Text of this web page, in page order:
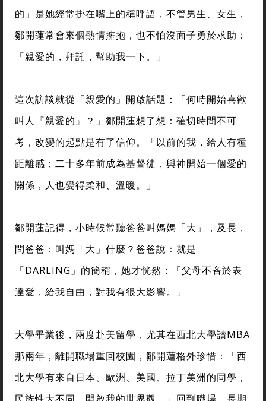
的」是她經常掛在嘴上的稱呼語，不管男生、女生，
鄒開蓮常會來個熱情擁抱，也不怕沒面子勇於求助：
「親愛的，拜託，幫助我一下。」
這次訪談就從「親愛的」開啟話題：「何時開始喜歡
叫人『親愛的』？」鄒開蓮想了想：確切時間不可
考，改變的起點是有了信仰。「以前的我，給人有種
距離感；二十多年前成為基督徒，與神開始一個愛的
關係，人也變得柔和、溫暖。」
鄒開蓮記得，小時候常聽爸爸叫媽媽「大」，及長，
問爸爸：叫媽「大」什麼？爸爸說：就是
「DARLING」的簡稱，她才恍然：「父母不吝於表
達愛，給我自由，對我有很大影響。」
大學畢業後，兩度赴美留學，尤其在西北大學讀MBA
那兩年，離開職場重回校園，鄒開蓮格外珍惜：「西
北大學有來自日本、歐洲、美國、拉丁美洲的同學，
民族性大不同，開啟我的世界觀。」回到職場，長期